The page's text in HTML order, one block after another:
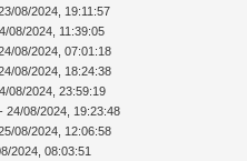
08/2024, 19:11:57
08/2024, 11:39:05
08/2024, 07:01:18
08/2024, 18:24:38
08/2024, 23:59:19
- 24/08/2024, 19:23:48
08/2024, 12:06:58
2024, 08:03:51